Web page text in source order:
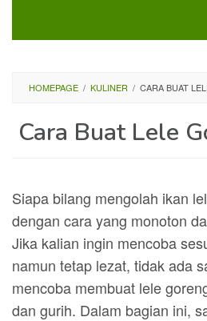
HOMEPAGE / KULINER / CARA BUAT
Cara Buat Lele
Siapa bilang mengolah ikan
dengan cara yang monoton
Jika kalian ingin mencoba
namun tetap lezat, tidak ada
mencoba membuat lele
dan gurih. Dalam bagian ini,